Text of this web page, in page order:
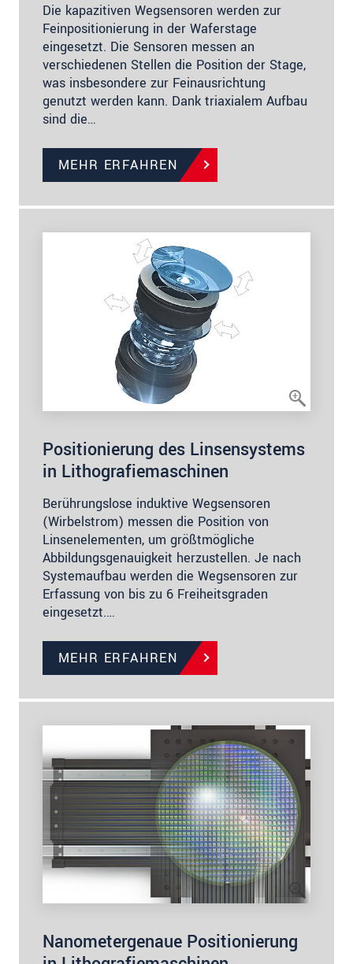
Die kapazitiven Wegsensoren werden zur
Feinpositionierung in der Waferstage
eingesetzt. Die Sensoren messen an
verschiedenen Stellen die Position der Stage,
was insbesondere zur Feinausrichtung
genutzt werden kann. Dank triaxialem Aufbau
sind die…
MEHR ERFAHREN
Positionierung des Linsensystems
in Lithografiemaschinen
Berührungslose induktive Wegsensoren
(Wirbelstrom) messen die Position von
Linsenelementen, um größtmögliche
Abbildungsgenauigkeit herzustellen. Je nach
Systemaufbau werden die Wegsensoren zur
Erfassung von bis zu 6 Freiheitsgraden
eingesetzt.…
MEHR ERFAHREN
Nanometergenaue Positionierung